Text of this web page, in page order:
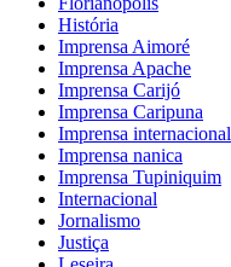
História
Imprensa Aimoré
Imprensa Apache
Imprensa Carijó
Imprensa Caripuna
Imprensa internacional
Imprensa nanica
Imprensa Tupiniquim
Internacional
Jornalismo
Justiça